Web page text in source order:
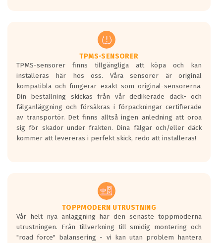
regelverket som introduceras år 2016.
Ett däck med två svarta vågor är redan
godkända för år 2016 nya regelverk.
Ett däck med en svart våg kommer vara
minst tre decibel tystare än det
regelverk som börjar gälla 2016.
TPMS-SENSORER
TPMS-sensorer finns tillgängliga att köpa och kan
installeras här hos oss. Våra sensorer är original
kompatibla och fungerar exakt som original-sensorerna.
Din beställning skickas från vår dedikerade däck- och
fälganläggning och försäkras i förpackningar certifierade
av transportör. Det finns alltså ingen anledning att oroa
sig för skador under frakten. Dina fälgar och/eller däck
kommer att levereras i perfekt skick, redo att installeras!
TOPPMODERN UTRUSTNING
Vår helt nya anläggning har den senaste toppmoderna
utrustningen. Från tillverkning till smidig montering och
"road force" balansering - vi kan utan problem hantera